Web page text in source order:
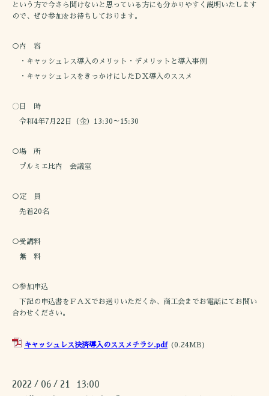
という方で今さら聞けないと思っている方にも分かりやすく説明いたします
ので、ぜひ参加をお待ちしております。
○内 容
・キャッシュレス導入のメリット・デメリットと導入事例
・キャッシュレスをきっかけにしたＤＸ導入のススメ
〇日 時
令和4年7月22日（金）13:30～15:30
○場 所
プルミエ比内 会議室
○定 員
先着20名
○受講料
無 料
○参加申込
下記の申込書をＦＡＸでお送りいただくか、商工会までお電話にてお問い
合わせください。
キャッシュレス決済導入のススメチラシ.pdf (0.24MB)
2022 / 06 / 21 13:00